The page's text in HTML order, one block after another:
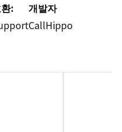
:
개발자
CallHippo